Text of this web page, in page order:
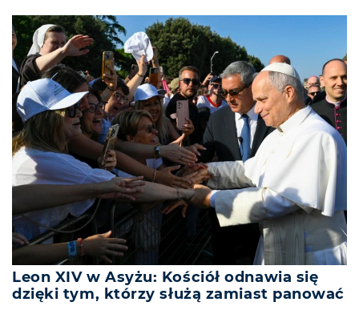
Leon XIV w Asyżu: Kościół odnawia się
dzięki tym, którzy służą zamiast panować